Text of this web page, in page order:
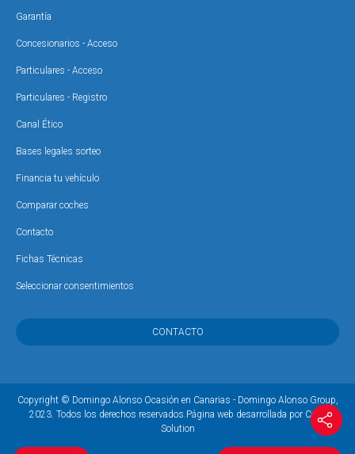
Garantía
Concesionarios - Acceso
Particulares - Acceso
Particulares - Registro
Canal Ético
Bases legales sorteo
Financia tu vehículo
Comparar coches
Contacto
Fichas Técnicas
Seleccionar consentimientos
CONTACTO
Copyright © Domingo Alonso Ocasión en Canarias - Domingo Alonso Group,
2023. Todos los derechos reservados.Página web desarrollada por Coco
Solution